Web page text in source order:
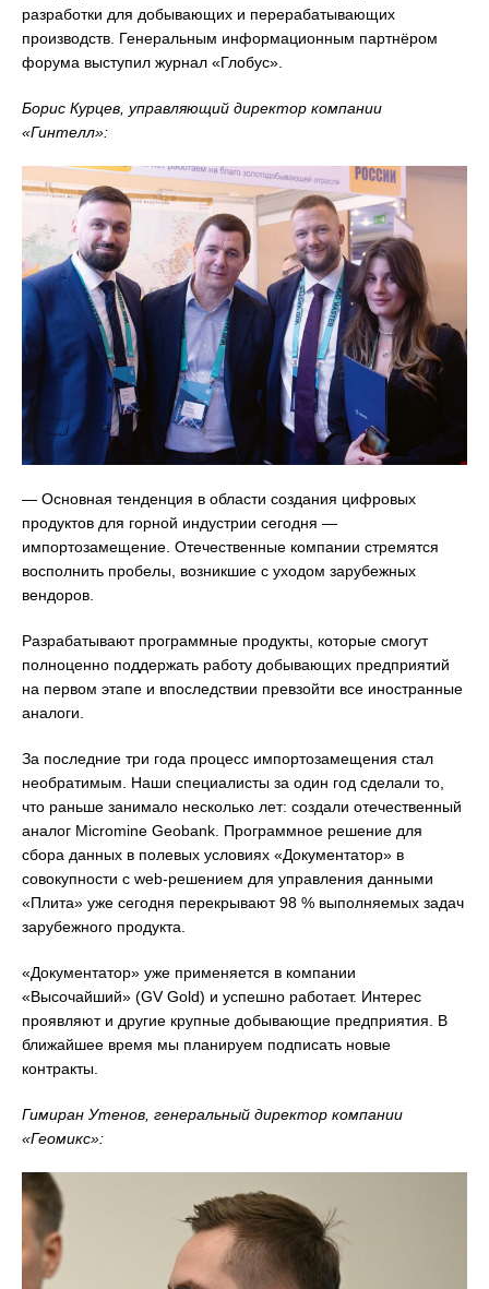
разработки для добывающих и перерабатывающих
производств. Генеральным информационным партнёром
форума выступил журнал «Глобус».
Борис Курцев, управляющий директор компании
«Гинтелл»:
— Основная тенденция в области создания цифровых
продуктов для горной индустрии сегодня —
импортозамещение. Отечественные компании стремятся
восполнить пробелы, возникшие с уходом зарубежных
вендоров.
Разрабатывают программные продукты, которые смогут
полноценно поддержать работу добывающих предприятий
на первом этапе и впоследствии превзойти все иностранные
аналоги.
За последние три года процесс импортозамещения стал
необратимым. Наши специалисты за один год сделали то,
что раньше занимало несколько лет: создали отечественный
аналог Micromine Geobank. Программное решение для
сбора данных в полевых условиях «Документатор» в
совокупности с web-решением для управления данными
«Плита» уже сегодня перекрывают 98 % выполняемых задач
зарубежного продукта.
«Документатор» уже применяется в компании
«Высочайший» (GV Gold) и успешно работает. Интерес
проявляют и другие крупные добывающие предприятия. В
ближайшее время мы планируем подписать новые
контракты.
Гимиран Утенов, генеральный директор компании
«Геомикс»: